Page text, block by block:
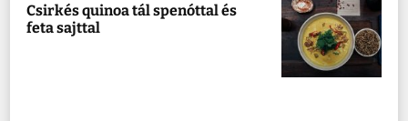
Csirkés quinoa tál spenóttal és
feta sajttal